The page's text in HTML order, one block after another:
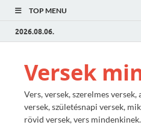
TOP MENU
2026.08.06.
Versek
Vers, versek, szerelmes
versek, születésnapi versek,
rövid versek, vers mindenkinek.